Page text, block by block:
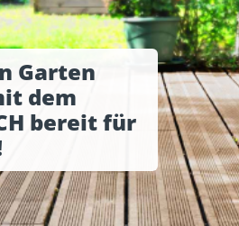
Garten
dem
bereit für